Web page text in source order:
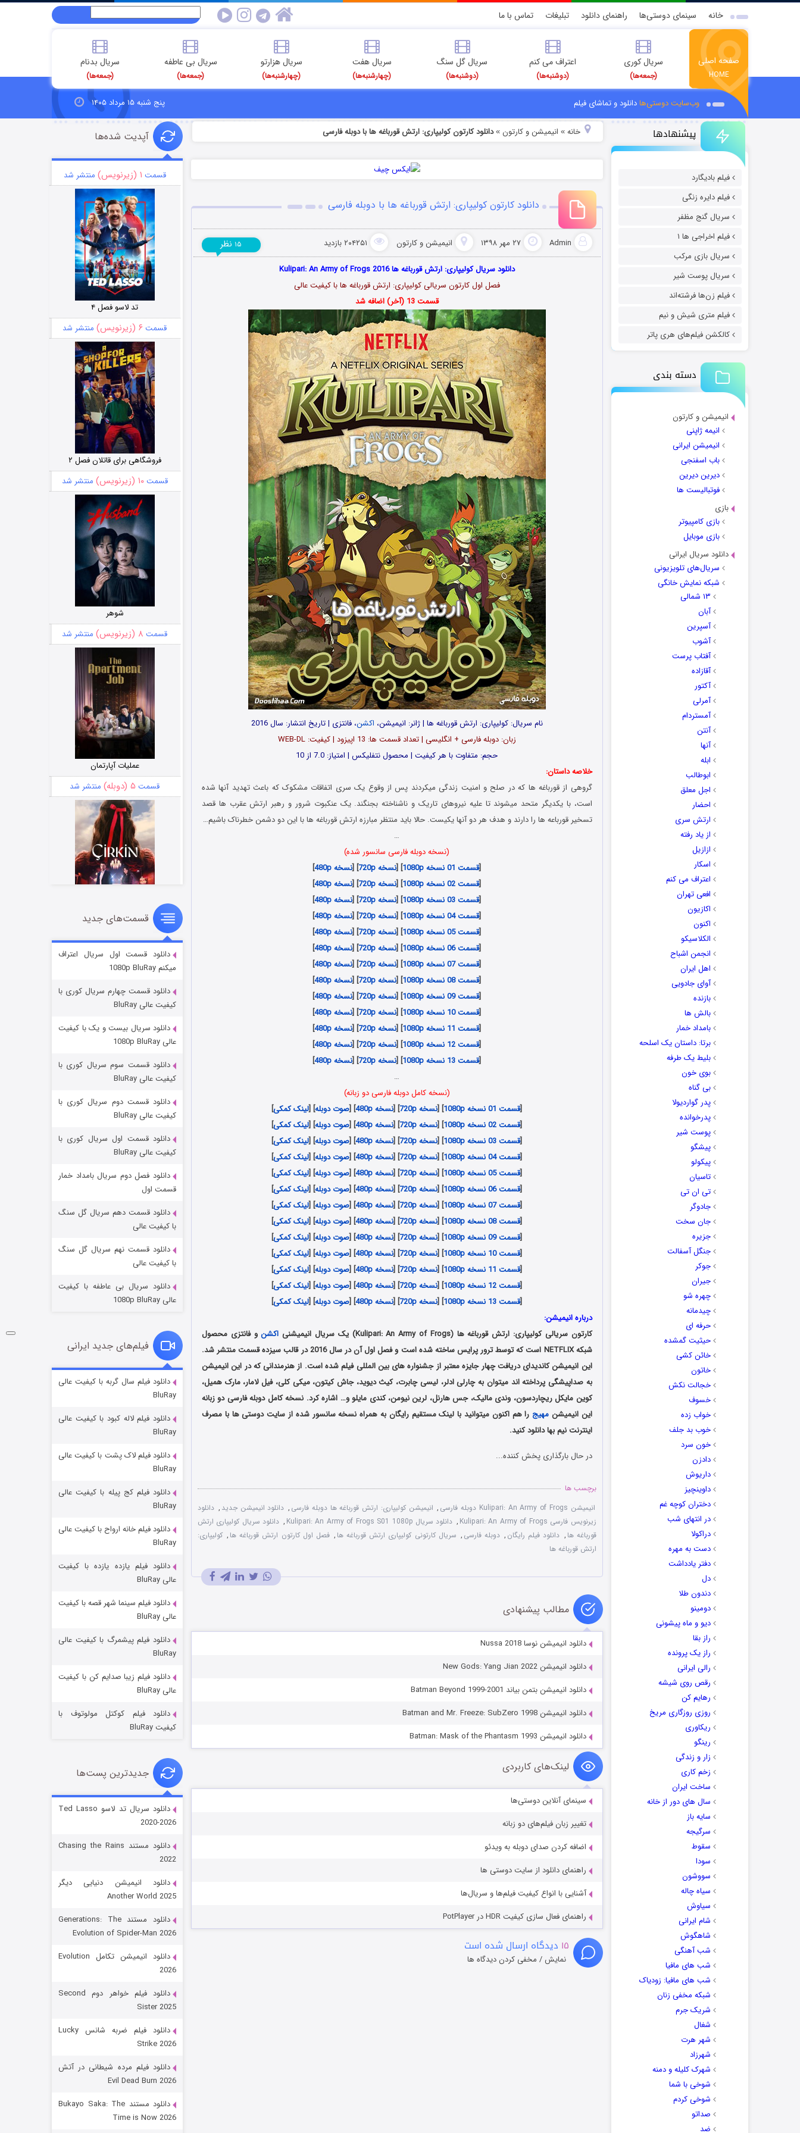
خانه سینمای دوستی‌ها راهنمای دانلود تبلیغات تماس با ما
صفحه اصلی
HOME
سریال کوری
(جمعه‌ها)
اعتراف می کنم
(دوشنبه‌ها)
سریال گل سنگ
(دوشنبه‌ها)
سریال هفت
(چهارشنبه‌ها)
سریال هزارتو
(چهارشنبه‌ها)
سریال بی عاطفه
(جمعه‌ها)
سریال بدنام
(جمعه‌ها)
وب‌سایت دوستی‌هادانلود و تماشای فیلم پنج شنبه ۱۵ مرداد ۱۴۰۵
پیشنهادها
فیلم بادیگارد
فیلم دایره زنگی
سریال گنج مظفر
فیلم اخراجی ها ۱
سریال بازی مرکب
سریال پوست شیر
فیلم زن‌ها فرشته‌اند
فیلم متری شیش و نیم
کالکشن فیلم‌های هری پاتر
دسته بندی
انیمیشن و کارتون
انیمه ژاپنی
انیمیشن ایرانی
باب اسفنجی
دیرین دیرین
فوتبالیست ها
بازی
بازی کامپیوتر
بازی موبایل
دانلود سریال ایرانی
سریال‌های تلویزیونی
شبکه نمایش خانگی
۱۳ شمالی
آبان
آسپرین
آشوب
آفتاب پرست
آقازاده
آکتور
آمرلی
آمستردام
آنتن
آنها
ابله
ابوطالب
اجل معلق
احضار
ارتش سری
از یاد رفته
ازازیل
اسکار
اعتراف می کنم
افعی تهران
اکازیون
اکنون
الکلاسیکو
انجمن اشباح
اهل ایران
آوای جادویی
بازنده
بالش ها
بامداد خمار
برتا: داستان یک اسلحه
بلیط یک‌‌ طرفه
بوی خون
بی گناه
پدر گواردیولا
پدرخوانده
پوست شیر
پیشگو
پیکولو
تاسیان
تی ان تی
جادوگر
جان سخت
جزیره
جنگل آسفالت
جوکر
جیران
چهره شو
چیدمانه
حرفه ای
حیثیت گمشده
خائن کشی
خاتون
خجالت نکش
خسوف
خواب زده
خوب بد جلف
خون سرد
دادزن
داریوش
داوینچیز
دختران کوچه غم
در انتهای شب
دراکولا
دست به مهره
دفتر یادداشت
دل
دندون طلا
دومینو
دیو و ماه پیشونی
راز بقا
راز یک پرونده
رالی ایرانی
رقص روی شیشه
رهایم کن
روزی روزگاری مریخ
ریکاوری
رینگو
زار و زندگی
زخم کاری
ساخت ایران
سال های دور از خانه
سایه باز
سرگیجه
سقوط
سودا
سووشون
سیاه چاله
سیاوش
شام ایرانی
شاهگوش
شب آهنگی
شب های مافیا
شب های مافیا: زودیاک
شبکه مخفی زنان
شریک جرم
شغال
شهر هرت
شهرزاد
شهرک کلیله و دمنه
شوخی با شما
شوخی کردم
صداتو
ضد
خانه» انیمیشن و کارتون »دانلود کارتون کولیپاری: ارتش قورباغه ها با دوبله فارسی
دانلود کارتون کولیپاری: ارتش قورباغه ها با دوبله فارسی
Admin ۲۷ مهر ۱۳۹۸ انیمیشن و کارتون ۲۰۴۲۵۱ بازدید ۱۵ نظر
دانلود سریال کولیپاری: ارتش قورباغه ها Kulipari: An Army of Frogs 2016
فصل اول کارتون سریالی کولیپاری: ارتش قورباغه ها با کیفیت عالی
قسمت 13 (آخر) اضافه شد
نام سریال: کولیپاری: ارتش قورباغه ها | ژانر: انیمیشن، اکشن، فانتزی | تاریخ انتشار: سال 2016
زبان: دوبله فارسی + انگلیسی | تعداد قسمت ها: 13 اپیزود | کیفیت: WEB-DL
حجم: متفاوت با هر کیفیت | محصول نتفلیکس | امتیاز: 7.0 از 10
خلاصه داستان:
گروهی از قورباغه ها که در صلح و امنیت زندگی میکردند پس از وقوع یک سری اتفاقات مشکوک که باعث تهدید آنها شده
است، با یکدیگر متحد میشوند تا علیه نیروهای تاریک و ناشناخته بجنگند. یک عنکبوت شرور و رهبر ارتش عقرب ها قصد
تسخیر قورباعه ها را دارند و هدف هر دو آنها یکیست. حالا باید منتظر مبارزه ارتش قورباغه ها با این دو دشمن خطرناک باشیم…
…
(نسخه دوبله فارسی سانسور شده)
[قسمت 01 نسخه 1080p ] [نسخه 720p ] [نسخه 480p
]
[قسمت 02 نسخه 1080p ] [نسخه 720p ] [نسخه 480p
]
[قسمت 03 نسخه 1080p ] [نسخه 720p ] [نسخه 480p
]
[قسمت 04 نسخه 1080p ] [نسخه 720p ] [نسخه 480p
]
[قسمت 05 نسخه 1080p ] [نسخه 720p ] [نسخه 480p
]
[قسمت 06 نسخه 1080p ] [نسخه 720p ] [نسخه 480p
]
[قسمت 07 نسخه 1080p ] [نسخه 720p ] [نسخه 480p
]
[قسمت 08 نسخه 1080p ] [نسخه 720p ] [نسخه 480p
]
[قسمت 09 نسخه 1080p ] [نسخه 720p ] [نسخه 480p
]
[قسمت 10 نسخه 1080p ] [نسخه 720p ] [نسخه 480p
]
[قسمت 11 نسخه 1080p ] [نسخه 720p ] [نسخه 480p
]
[قسمت 12 نسخه 1080p ] [نسخه 720p ] [نسخه 480p
]
[قسمت 13 نسخه 1080p ] [نسخه 720p ] [نسخه 480p
]
…
(نسخه کامل دوبله فارسی دو زبانه)
[قسمت 01 نسخه 1080p ] [نسخه 720p ] [نسخه 480p ] [صوت دوبله] [لینک کمکی]
[قسمت 02 نسخه 1080p ] [نسخه 720p ] [نسخه 480p ] [صوت دوبله] [لینک کمکی]
[قسمت 03 نسخه 1080p ] [نسخه 720p ] [نسخه 480p ] [صوت دوبله] [لینک کمکی]
[قسمت 04 نسخه 1080p ] [نسخه 720p ] [نسخه 480p ] [صوت دوبله] [لینک کمکی]
[قسمت 05 نسخه 1080p ] [نسخه 720p ] [نسخه 480p ] [صوت دوبله] [لینک کمکی]
[قسمت 06 نسخه 1080p ] [نسخه 720p ] [نسخه 480p ] [صوت دوبله] [لینک کمکی]
[قسمت 07 نسخه 1080p ] [نسخه 720p ] [نسخه 480p ] [صوت دوبله] [لینک کمکی]
[قسمت 08 نسخه 1080p ] [نسخه 720p ] [نسخه 480p ] [صوت دوبله] [لینک کمکی]
[قسمت 09 نسخه 1080p ] [نسخه 720p ] [نسخه 480p ] [صوت دوبله] [لینک کمکی]
[قسمت 10 نسخه 1080p ] [نسخه 720p ] [نسخه 480p ] [صوت دوبله] [لینک کمکی]
[قسمت 11 نسخه 1080p ] [نسخه 720p ] [نسخه 480p ] [صوت دوبله] [لینک کمکی]
[قسمت 12 نسخه 1080p ] [نسخه 720p ] [نسخه 480p ] [صوت دوبله] [لینک کمکی]
[قسمت 13 نسخه 1080p ] [نسخه 720p ] [نسخه 480p ] [صوت دوبله] [لینک کمکی]
درباره انیمیشن:
کارتون سریالی کولیپاری: ارتش قورباغه ها (Kulipari: An Army of Frogs) یک سریال انیمیشنی اکشنو فانتزی محصول
شبکه NETFLIX است که توسط ترور پرایس ساخته شده است و فصل اول آن در سال 2016 در قالب سیزده قسمت منتشر شد.
این انیمیشن کاندیدای دریافت چهار جایزه معتبر از جشنواره های بین المللی فیلم شده است. از هنرمندانی که در این انیمیشن
به صداپیشگی پرداخته اند میتوان به چارلی ادلر، لیسی چابرت، کیث دیوید، جاش کیتون، میکی کلی، فیل لامار، مارک همیل،
کوین مایکل ریچاردسون، وندی مالیک، جس هارنل، لرین نیومن، کندی مایلو و… اشاره کرد. نسخه کامل دوبله فارسی دو زبانه
این انیمیشن مهیج را هم اکنون میتوانید با لینک مستقیم رایگان به همراه نسخه سانسور شده از سایت دوستی ها با مصرف
اینترنت نیم بها دانلود کنید.
در حال بارگذاری پخش کننده...
برچسب ها
انیمیشن Kulipari: An Army of Frogs دوبله فارسی
, انیمیشن کولیپاری: ارتش قورباغه ها دوبله فارسی , دانلود انیمیشن جدید , دانلود
زیرنویس فارسی Kulipari: An Army of Frogs
, دانلود سریال Kulipari: An Army of Frogs S01 1080p , دانلود سریال کولیپاری ارتش
قورباغه ها , دانلود فیلم رایگان , دوبله فارسی , سریال کارتونی کولیپاری ارتش قورباغه ها , فصل اول کارتون ارتش قورباغه ها , کولیپاری:
ارتش قورباغه ها
مطالب پیشنهادی
دانلود انیمیشن نوسا Nussa 2018
دانلود انیمیشن New Gods: Yang Jian 2022
دانلود انیمیشن بتمن بیاند Batman Beyond 1999-2001
دانلود انیمیشن Batman and Mr. Freeze: SubZero 1998
دانلود انیمیشن Batman: Mask of the Phantasm 1993
لینک‌های کاربردی
سینمای آنلاین دوستی‌ها
تغییر زبان فیلم‌های دو زبانه
اضافه کردن صدای دوبله به ویدئو
راهنمای دانلود از سایت دوستی ها
آشنایی با انواع کیفیت فیلم‌ها و سریال‌ها
راهنمای فعال سازی کیفیت HDR در PotPlayer
۱۵ دیدگاه ارسال شده است
نمایش / مخفی کردن دیدگاه ها
آپدیت شده‌ها
قسمت ۱ (زیرنویس) منتشر شد
تد لاسو فصل ۴
قسمت ۶ (زیرنویس) منتشر شد
فروشگاهی برای قاتلان فصل ۲
قسمت۱۰ (زیرنویس) منتشر شد
شوهر
قسمت ۸ (زیرنویس) منتشر شد
عملیات آپارتمان
قسمت ۵ (دوبله) منتشر شد
سریال زشت
قسمت۲ (زیرنویس) منتشر شد
مردگان متحرک: شهر مرده ۳
شکست استوارت در نجات جهان
قسمت ۷ (زیرنویس) منتشر شد
شوگر فصل ۲
قسمت
خاندان اژدها فصل ۳
جادوگری در مغولستان
قسمت
رویایی برای تو
قسمت
قسمت‌های جدید
دانلود قسمت اول سریال اعتراف
میکنم 1080p BluRay
دانلود قسمت چهارم سریال کوری با
کیفیت عالی BluRay
دانلود سریال بیست و یک با کیفیت
عالی 1080p BluRay
دانلود قسمت سوم سریال کوری با
کیفیت عالی BluRay
دانلود قسمت دوم سریال کوری با
کیفیت عالی BluRay
دانلود قسمت اول سریال کوری با
کیفیت عالی BluRay
دانلود فصل دوم سریال بامداد خمار
قسمت اول
دانلود قسمت دهم سریال گل سنگ
با کیفیت عالی
دانلود قسمت نهم سریال گل سنگ
با کیفیت عالی
دانلود سریال بی عاطفه با کیفیت
عالی 1080p BluRay
فیلم‌های جدید ایرانی
دانلود فیلم سال گربه با کیفیت عالی
BluRay
دانلود فیلم لاله کبود با کیفیت عالی
BluRay
دانلود فیلم لاک پشت با کیفیت عالی
BluRay
دانلود فیلم کج‌ پیله با کیفیت عالی
BluRay
دانلود فیلم خانه ارواح با کیفیت عالی
BluRay
دانلود فیلم یازده یازده با کیفیت
عالی BluRay
دانلود فیلم سینما شهر قصه با کیفیت
عالی BluRay
دانلود فیلم پیشمرگ با کیفیت عالی
BluRay
دانلود فیلم زیبا صدایم کن با کیفیت
عالی BluRay
دانلود فیلم کوکتل مولوتوف با
کیفیت BluRay
جدیدترین پست‌ها
دانلود سریال تد لاسو Ted Lasso
2020-2026
دانلود مستند Chasing the Rains
2022
دانلود انیمیشن دنیایی دیگر
Another World 2025
دانلود مستند Generations: The
Evolution of Spider-Man 2026
دانلود انیمیشن تکامل Evolution
2026
دانلود فیلم خواهر دوم Second
Sister 2025
دانلود فیلم ضربه شانس Lucky
Strike 2026
دانلود فیلم مرده شیطانی در آتش
Evil Dead Burn 2026
دانلود مستند Bukayo Saka: The
Time is Now 2026